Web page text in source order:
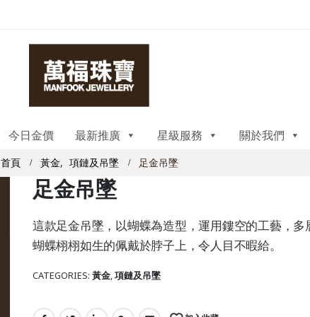
今日金價 最新推廣 星級服務 關於我們
首頁 黃金, 項鏈及吊墜 足金吊墜
足金吊墜
這款足金吊墜，以蝴蝶為造型，運用鏤空的工藝，
蝴蝶栩栩如生的佩戴於脖子上，令人目不暇給。
CATEGORIES: 黃金,項鏈及吊墜